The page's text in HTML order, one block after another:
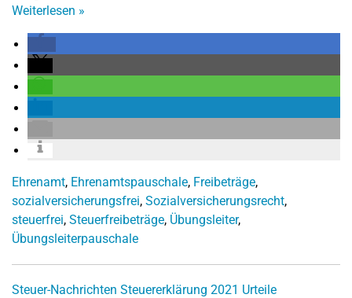
Weiterlesen »
Ehrenamt, Ehrenamtspauschale, Freibeträge,
sozialversicherungsfrei, Sozialversicherungsrecht,
steuerfrei, Steuerfreibeträge, Übungsleiter,
Übungsleiterpauschale
Steuer-Nachrichten Steuererklärung 2021 Urteile